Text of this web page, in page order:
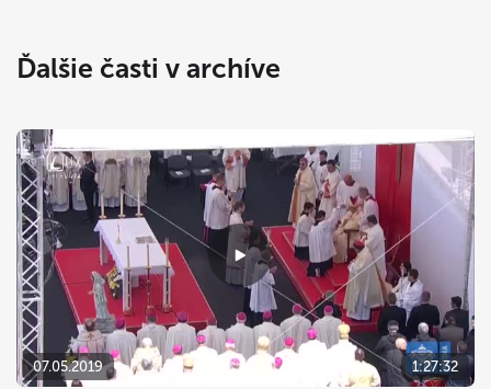
Ďalšie časti v archíve
07.05.2019 1:27:32